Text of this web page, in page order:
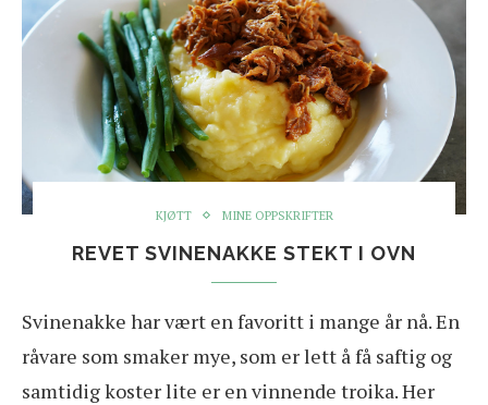
KJØTT MINE OPPSKRIFTER
REVET SVINENAKKE STEKT I OVN
Svinenakke har vært en favoritt i mange år nå. En
råvare som smaker mye, som er lett å få saftig og
samtidig koster lite er en vinnende troika. Her